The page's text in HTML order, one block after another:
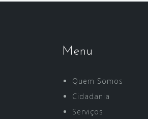
Menu
Quem Somos
Cidadania
Serviços